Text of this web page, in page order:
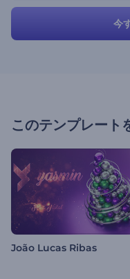
今
このテンプレート
João Lucas Ribas